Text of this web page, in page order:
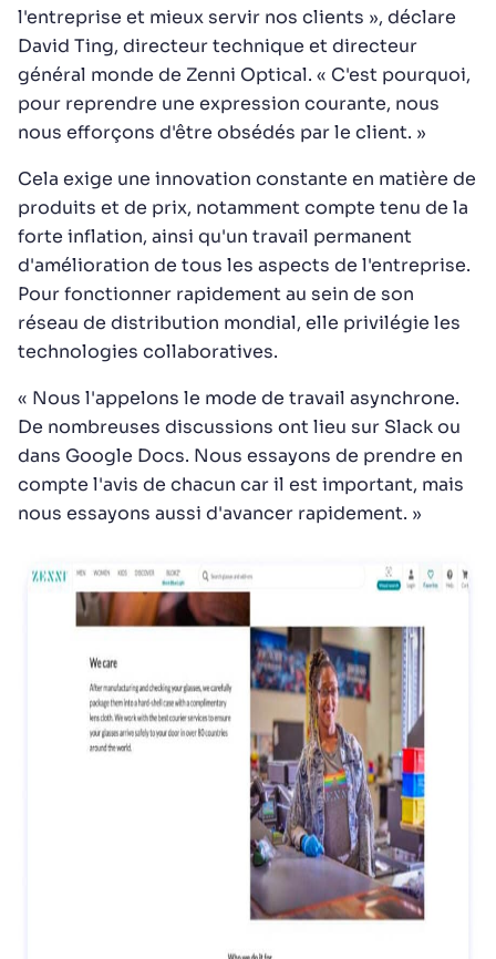
l'entreprise et mieux servir nos clients », déclare
David Ting, directeur technique et directeur
général monde de Zenni Optical. « C'est pourquoi,
pour reprendre une expression courante, nous
nous efforçons d'être obsédés par le client. »
Cela exige une innovation constante en matière de
produits et de prix, notamment compte tenu de la
forte inflation, ainsi qu'un travail permanent
d'amélioration de tous les aspects de l'entreprise.
Pour fonctionner rapidement au sein de son
réseau de distribution mondial, elle privilégie les
technologies collaboratives.
« Nous l'appelons le mode de travail asynchrone.
De nombreuses discussions ont lieu sur Slack ou
dans Google Docs. Nous essayons de prendre en
compte l'avis de chacun car il est important, mais
nous essayons aussi d'avancer rapidement. »